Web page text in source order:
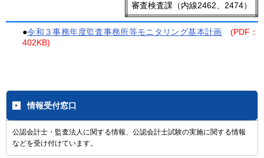
審査検査課（内線2462、2474）
●令和３事務年度監査事務所等モニタリング基本計画
(PDF：
402KB)
情報受付窓口
公認会計士・監査法人に関する情報、公認会計士試験の実施に関する情報
などを受け付けています。